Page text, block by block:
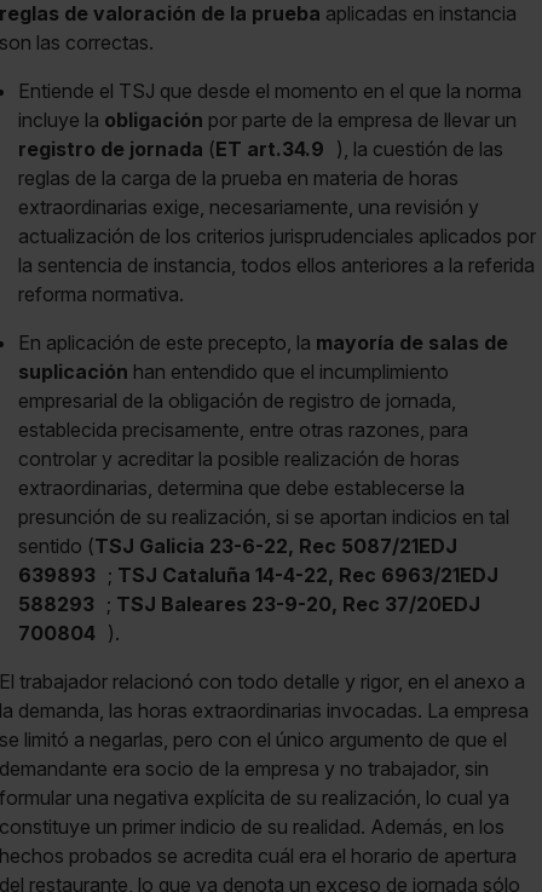
reglas de valoración de la prueba aplicadas en instancia
son las correctas.
Entiende el TSJ que desde el momento en el que la norma
incluye la obligación por parte de la empresa de llevar un
registro de jornada (ET art.34.9 ), la cuestión de las
reglas de la carga de la prueba en materia de horas
extraordinarias exige, necesariamente, una revisión y
actualización de los criterios jurisprudenciales aplicados por
la sentencia de instancia, todos ellos anteriores a la referida
reforma normativa.
En aplicación de este precepto, la mayoría de salas de
suplicación han entendido que el incumplimiento
empresarial de la obligación de registro de jornada,
establecida precisamente, entre otras razones, para
controlar y acreditar la posible realización de horas
extraordinarias, determina que debe establecerse la
presunción de su realización, si se aportan indicios en tal
sentido (TSJ Galicia 23-6-22, Rec 5087/21EDJ
639893 ; TSJ Cataluña 14-4-22, Rec 6963/21EDJ
588293 ; TSJ Baleares 23-9-20, Rec 37/20EDJ
700804 ).
El trabajador relacionó con todo detalle y rigor, en el anexo a
la demanda, las horas extraordinarias invocadas. La empresa
se limitó a negarlas, pero con el único argumento de que el
demandante era socio de la empresa y no trabajador, sin
formular una negativa explícita de su realización, lo cual ya
constituye un primer indicio de su realidad. Además, en los
hechos probados se acredita cuál era el horario de apertura
del restaurante, lo que ya denota un exceso de jornada sólo